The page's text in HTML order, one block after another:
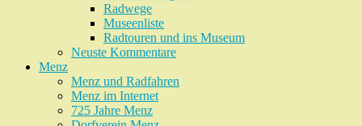
Radwege
Museenliste
Radtouren und ins Museum
Neuste Kommentare
Menz
Menz und Radfahren
Menz im Internet
725 Jahre Menz